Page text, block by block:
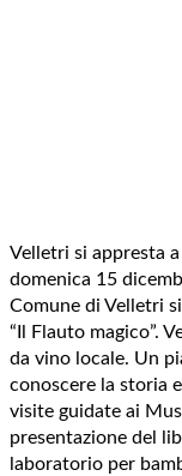
Velletri si appresta
domenica 15
Comune di Velletri
“Il Flauto magico”.
da vino locale. Un
conoscere la storia
visite guidate ai
presentazione del
laboratorio per